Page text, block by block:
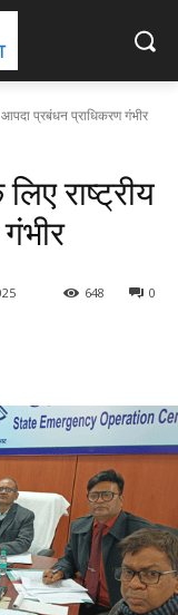
प्रबंधन प्राधिकरण गंभीर
राष्ट्रीय
0
648